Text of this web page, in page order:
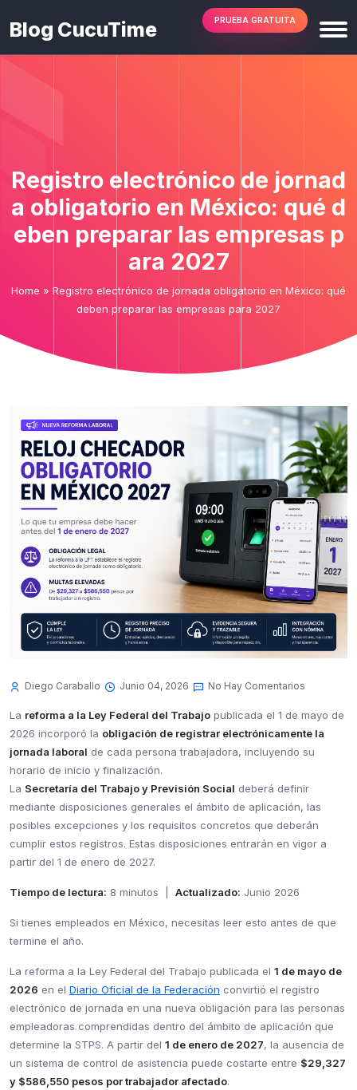
PRUEBA GRATUITA
Blog CucuTime
Registro electrónico de jornad
a obligatorio en México: qué d
eben preparar las empresas p
ara 2027
Home » Registro electrónico de jornada obligatorio en México: qué
deben preparar las empresas para 2027
Diego Caraballo Junio 04, 2026 No Hay Comentarios
La reforma a la Ley Federal del Trabajo publicada el 1 de mayo de
2026 incorporó la obligación de registrar electrónicamente la
jornada laboral de cada persona trabajadora, incluyendo su
horario de inicio y finalización.
La Secretaría del Trabajo y Previsión Social deberá definir
mediante disposiciones generales el ámbito de aplicación, las
posibles excepciones y los requisitos concretos que deberán
cumplir estos registros. Estas disposiciones entrarán en vigor a
partir del 1 de enero de 2027.
Tiempo de lectura: 8 minutos | Actualizado: Junio 2026
Si tienes empleados en México, necesitas leer esto antes de que
termine el año.
La reforma a la Ley Federal del Trabajo publicada el 1 de mayo de
2026 en el Diario Oficial de la Federación convirtió el registro
electrónico de jornada en una nueva obligación para las personas
empleadoras comprendidas dentro del ámbito de aplicación que
determine la STPS. A partir del 1 de enero de 2027, la ausencia de
un sistema de control de asistencia puede costarte entre $29,327
y $586,550 pesos por trabajador afectado.